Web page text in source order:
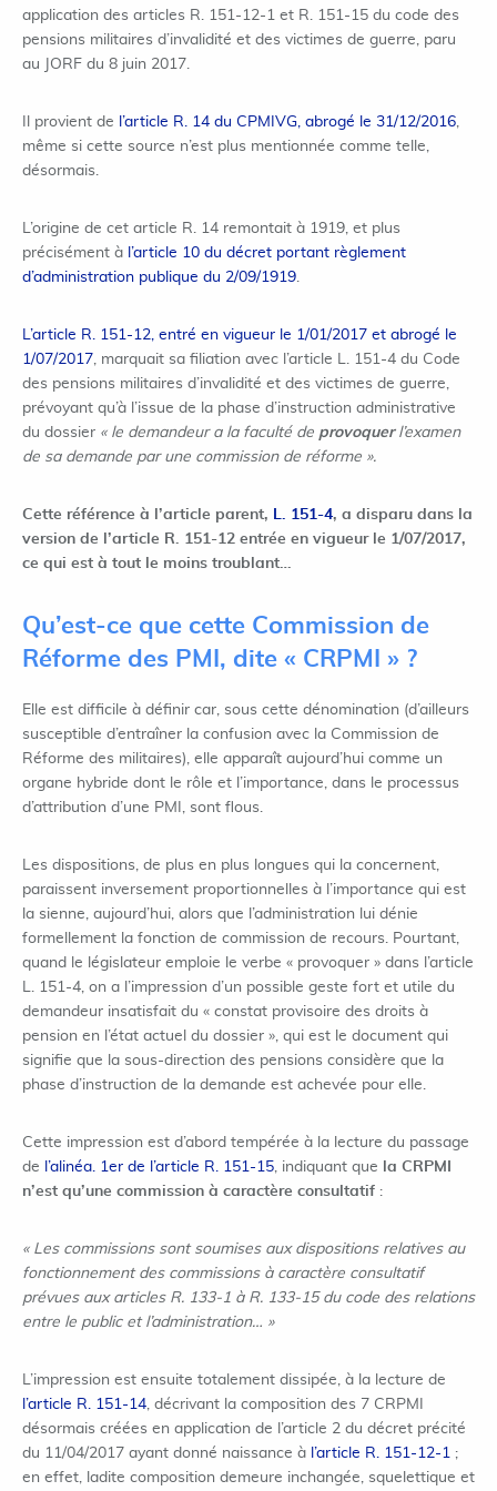
application des articles R. 151-12-1 et R. 151-15 du code des
pensions militaires d’invalidité et des victimes de guerre, paru
au JORF du 8 juin 2017.
Il provient de l’article R. 14 du CPMIVG, abrogé le 31/12/2016,
même si cette source n’est plus mentionnée comme telle,
désormais.
L’origine de cet article R. 14 remontait à 1919, et plus
précisément à l’article 10 du décret portant règlement
d’administration publique du 2/09/1919.
L’article R. 151-12, entré en vigueur le 1/01/2017 et abrogé le
1/07/2017, marquait sa filiation avec l’article L. 151-4 du Code
des pensions militaires d’invalidité et des victimes de guerre,
prévoyant qu’à l’issue de la phase d’instruction administrative
du dossier « le demandeur a la faculté de provoquerl’examen
de sa demande par une commission de réforme ».
Cette référence à l’article parent, L. 151-4, a disparu dans la
version de l’article R. 151-12 entrée en vigueur le 1/07/2017,
ce qui est à tout le moins troublant…
Qu’est-ce que cette Commission de
Réforme des PMI, dite « CRPMI » ?
Elle est difficile à définir car, sous cette dénomination (d’ailleurs
susceptible d’entraîner la confusion avec la Commission de
Réforme des militaires), elle apparaît aujourd’hui comme un
organe hybride dont le rôle et l’importance, dans le processus
d’attribution d’une PMI, sont flous.
Les dispositions, de plus en plus longues qui la concernent,
paraissent inversement proportionnelles à l’importance qui est
la sienne, aujourd’hui, alors que l’administration lui dénie
formellement la fonction de commission de recours. Pourtant,
quand le législateur emploie le verbe « provoquer » dans l’article
L. 151-4, on a l’impression d’un possible geste fort et utile du
demandeur insatisfait du « constat provisoire des droits à
pension en l’état actuel du dossier », qui est le document qui
signifie que la sous-direction des pensions considère que la
phase d’instruction de la demande est achevée pour elle.
Cette impression est d’abord tempérée à la lecture du passage
de
l’alinéa. 1er de l’article R. 151-15, indiquant que
la CRPMI
n’est qu’une commission à caractère consultatif :
« Les commissions sont soumises aux dispositions relatives au
fonctionnement des commissions à caractère consultatif
prévues aux articles R. 133-1 à R. 133-15 du code des relations
entre le public et l’administration… »
L’impression est ensuite totalement dissipée, à la lecture de
l’article R. 151-14, décrivant la composition des 7 CRPMI
désormais créées en application de l’article 2 du décret précité
du 11/04/2017 ayant donné naissance à l’article R. 151-12-1 ;
en effet, ladite composition demeure inchangée, squelettique et